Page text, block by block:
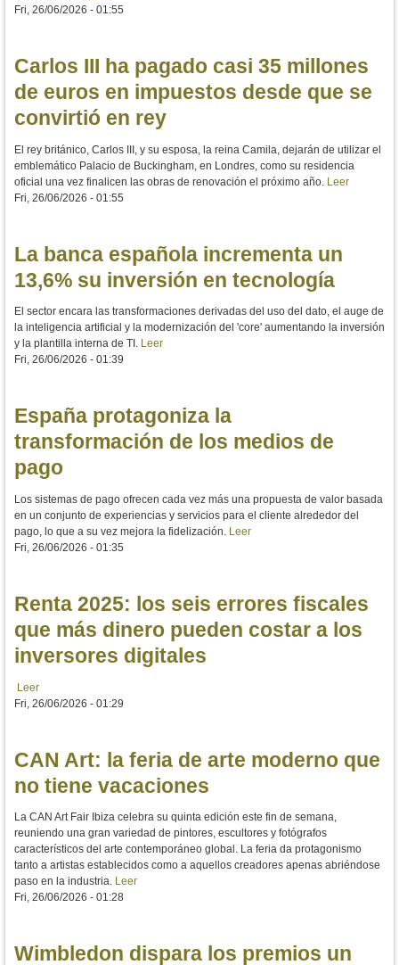
Fri, 26/06/2026 - 01:55
Carlos III ha pagado casi 35 millones
de euros en impuestos desde que se
convirtió en rey
El rey británico, Carlos III, y su esposa, la reina Camila, dejarán de utilizar el
emblemático Palacio de Buckingham, en Londres, como su residencia
oficial una vez finalicen las obras de renovación el próximo año. Leer
Fri, 26/06/2026 - 01:55
La banca española incrementa un
13,6% su inversión en tecnología
El sector encara las transformaciones derivadas del uso del dato, el auge de
la inteligencia artificial y la modernización del 'core' aumentando la inversión
y la plantilla interna de TI. Leer
Fri, 26/06/2026 - 01:39
España protagoniza la
transformación de los medios de
pago
Los sistemas de pago ofrecen cada vez más una propuesta de valor basada
en un conjunto de experiencias y servicios para el cliente alrededor del
pago, lo que a su vez mejora la fidelización. Leer
Fri, 26/06/2026 - 01:35
Renta 2025: los seis errores fiscales
que más dinero pueden costar a los
inversores digitales
Leer
Fri, 26/06/2026 - 01:29
CAN Art: la feria de arte moderno que
no tiene vacaciones
La CAN Art Fair Ibiza celebra su quinta edición este fin de semana,
reuniendo una gran variedad de pintores, escultores y fotógrafos
característicos del arte contemporáneo global. La feria da protagonismo
tanto a artistas establecidos como a aquellos creadores apenas abriéndose
paso en la industria. Leer
Fri, 26/06/2026 - 01:28
Wimbledon dispara los premios un